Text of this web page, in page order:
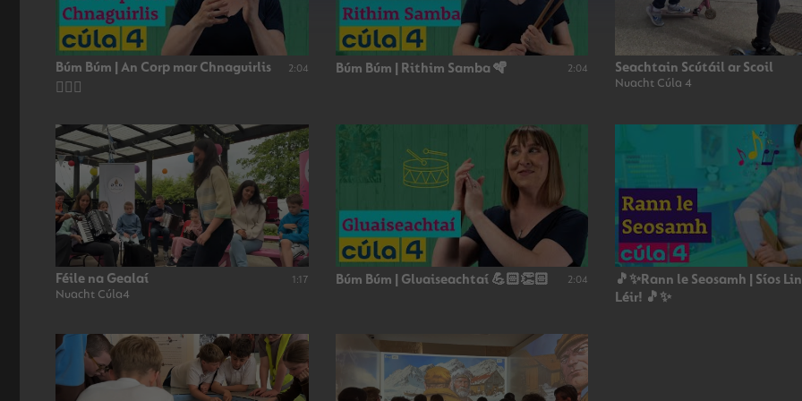
Búm Búm | An Corp mar Chnaguirlis
👂🏻🥁
2:04 Búm Búm | Rithim Samba 🪇 2:04 Seachtain Scútáil ar Scoil
Nuacht Cúla 4
Féile na Gealaí
Nuacht Cúla4
1:17 Búm Búm | Gluaiseachtaí 💪🏻👏🏻 2:04
🎵✨Rann le Seosamh | Síos
Léir! 🎵✨